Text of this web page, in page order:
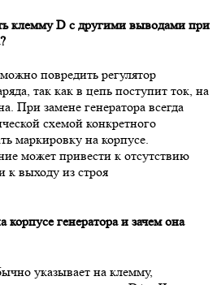
клемму D с другими выводами при
повредить регулятор
так как в цепь поступит ток, на
При замене генератора всегда
схемой конкретного
маркировку на корпусе.
может привести к отсутствию
к выходу из строя
корпусе генератора и зачем она
указывает на клемму,